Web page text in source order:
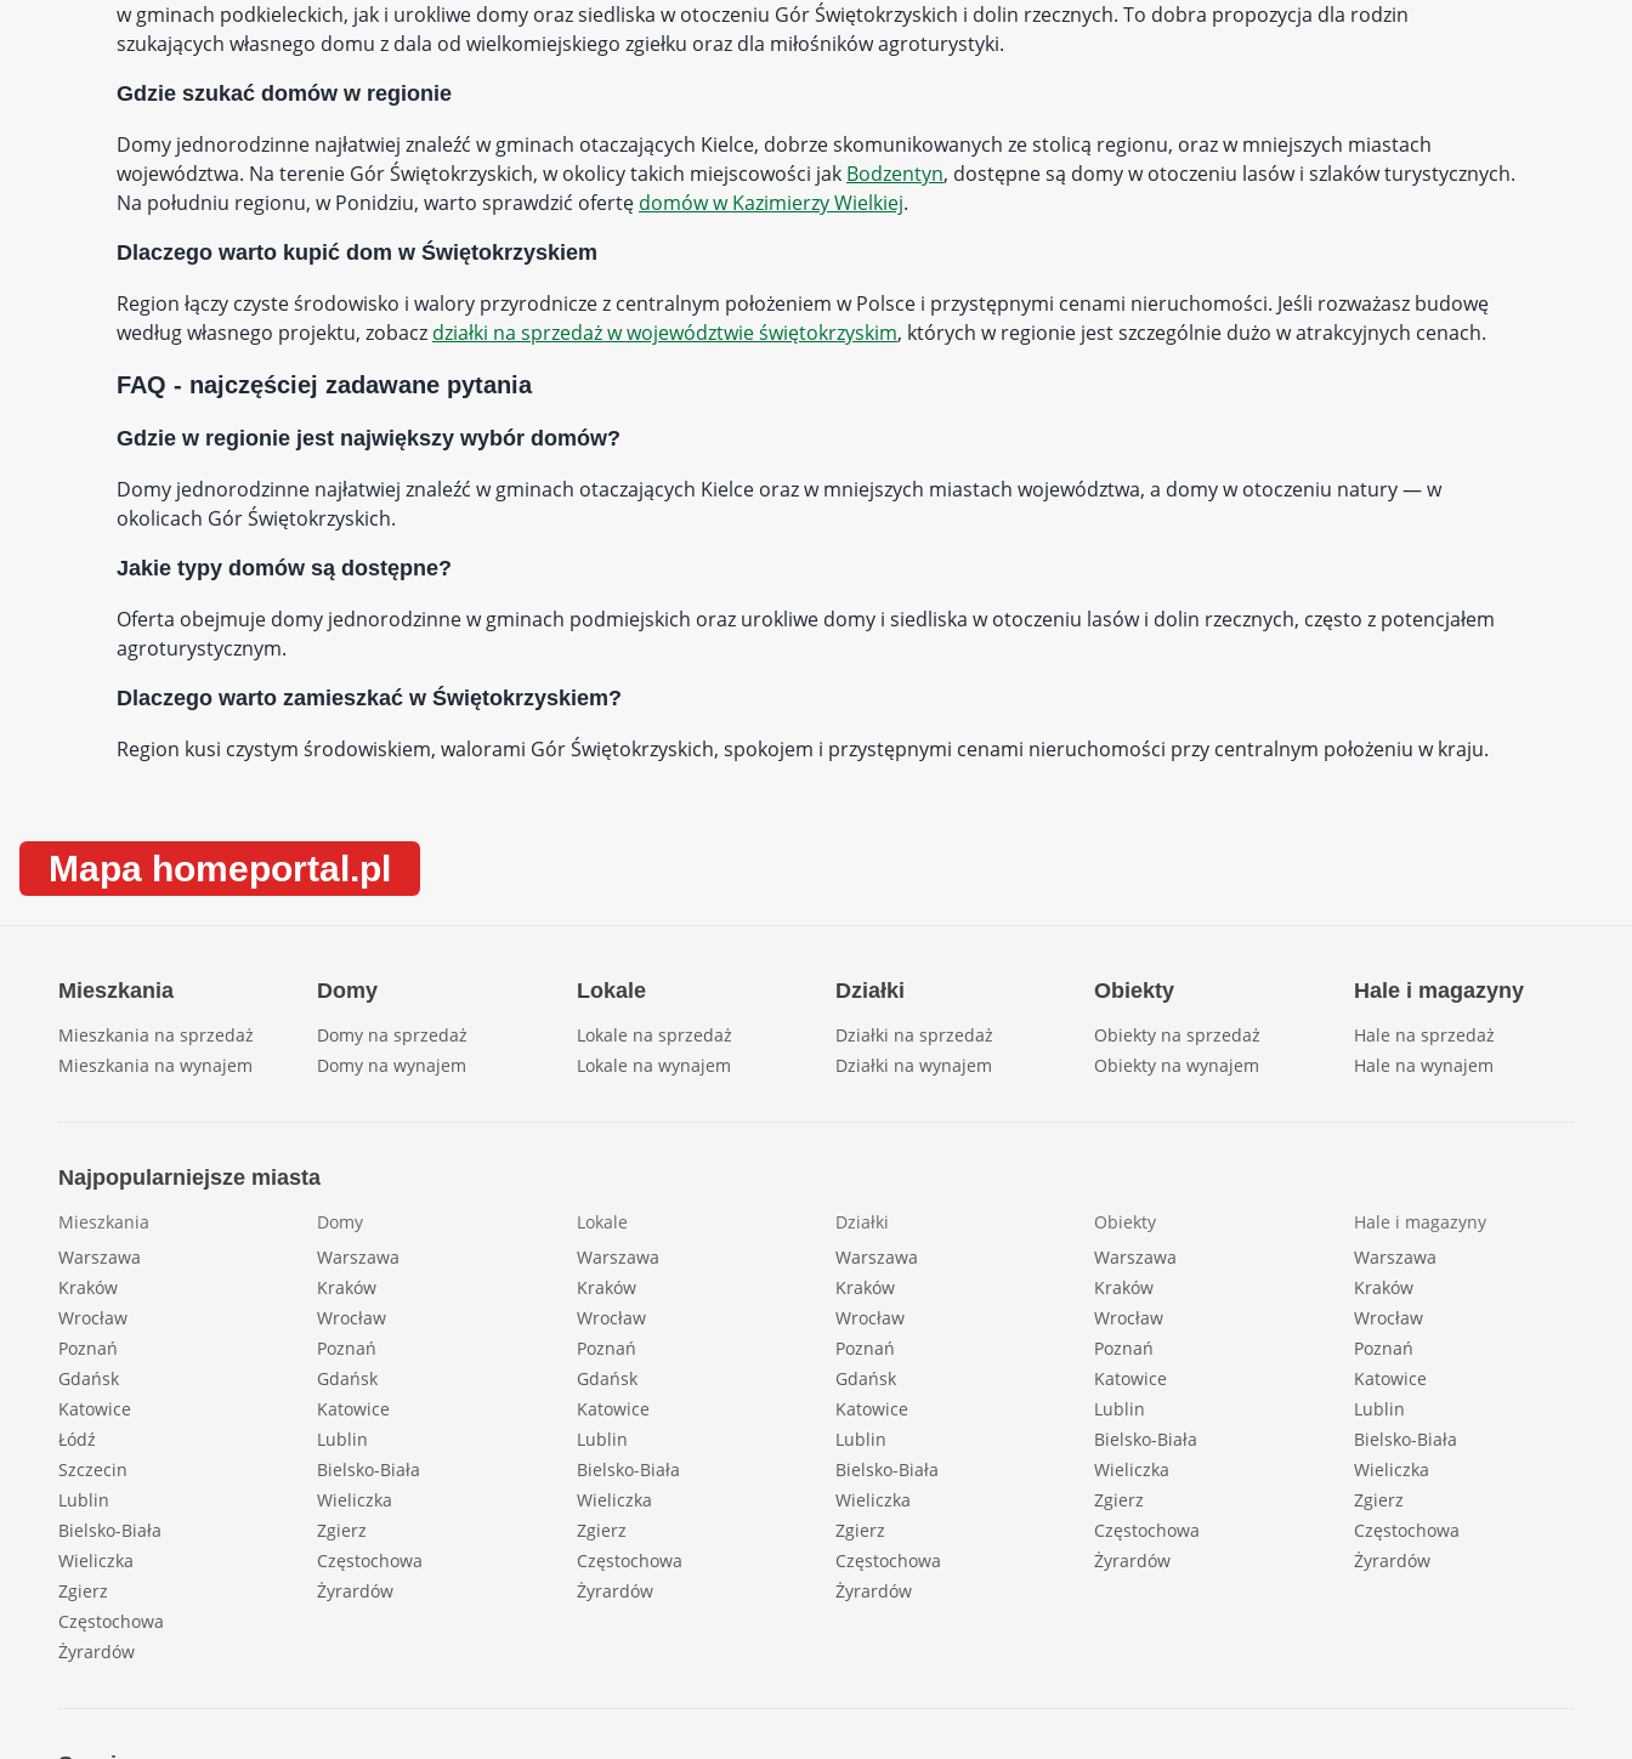
w gminach podkieleckich, jak i urokliwe domy oraz siedliska w otoczeniu Gór Świętokrzyskich i dolin rzecznych. To dobra propozycja dla rodzin
szukających własnego domu z dala od wielkomiejskiego zgiełku oraz dla miłośników agroturystyki.
Gdzie szukać domów w regionie
Domy jednorodzinne najłatwiej znaleźć w gminach otaczających Kielce, dobrze skomunikowanych ze stolicą regionu, oraz w mniejszych miastach
województwa. Na terenie Gór Świętokrzyskich, w okolicy takich miejscowości jak Bodzentyn, dostępne są domy w otoczeniu lasów i szlaków turystycznych.
Na południu regionu, w Ponidziu, warto sprawdzić ofertę domów w Kazimierzy Wielkiej.
Dlaczego warto kupić dom w Świętokrzyskiem
Region łączy czyste środowisko i walory przyrodnicze z centralnym położeniem w Polsce i przystępnymi cenami nieruchomości. Jeśli rozważasz budowę
według własnego projektu, zobacz działki na sprzedaż w województwie świętokrzyskim, których w regionie jest szczególnie dużo w atrakcyjnych cenach.
FAQ - najczęściej zadawane pytania
Gdzie w regionie jest największy wybór domów?
Domy jednorodzinne najłatwiej znaleźć w gminach otaczających Kielce oraz w mniejszych miastach województwa, a domy w otoczeniu natury — w
okolicach Gór Świętokrzyskich.
Jakie typy domów są dostępne?
Oferta obejmuje domy jednorodzinne w gminach podmiejskich oraz urokliwe domy i siedliska w otoczeniu lasów i dolin rzecznych, często z potencjałem
agroturystycznym.
Dlaczego warto zamieszkać w Świętokrzyskiem?
Region kusi czystym środowiskiem, walorami Gór Świętokrzyskich, spokojem i przystępnymi cenami nieruchomości przy centralnym położeniu w kraju.
Mapa homeportal.pl
Mieszkania
Mieszkania na sprzedaż
Mieszkania na wynajem
Domy
Domy na sprzedaż
Domy na wynajem
Lokale
Lokale na sprzedaż
Lokale na wynajem
Działki
Działki na sprzedaż
Działki na wynajem
Obiekty
Obiekty na sprzedaż
Obiekty na wynajem
Hale i magazyny
Hale na sprzedaż
Hale na wynajem
Najpopularniejsze miasta
Mieszkania
Warszawa
Kraków
Wrocław
Poznań
Gdańsk
Katowice
Łódź
Szczecin
Lublin
Bielsko-Biała
Wieliczka
Zgierz
Częstochowa
Żyrardów
Domy
Warszawa
Kraków
Wrocław
Poznań
Gdańsk
Katowice
Lublin
Bielsko-Biała
Wieliczka
Zgierz
Częstochowa
Żyrardów
Lokale
Warszawa
Kraków
Wrocław
Poznań
Gdańsk
Katowice
Lublin
Bielsko-Biała
Wieliczka
Zgierz
Częstochowa
Żyrardów
Działki
Warszawa
Kraków
Wrocław
Poznań
Gdańsk
Katowice
Lublin
Bielsko-Biała
Wieliczka
Zgierz
Częstochowa
Żyrardów
Obiekty
Warszawa
Kraków
Wrocław
Poznań
Katowice
Lublin
Bielsko-Biała
Wieliczka
Zgierz
Częstochowa
Żyrardów
Hale i magazyny
Warszawa
Kraków
Wrocław
Poznań
Katowice
Lublin
Bielsko-Biała
Wieliczka
Zgierz
Częstochowa
Żyrardów